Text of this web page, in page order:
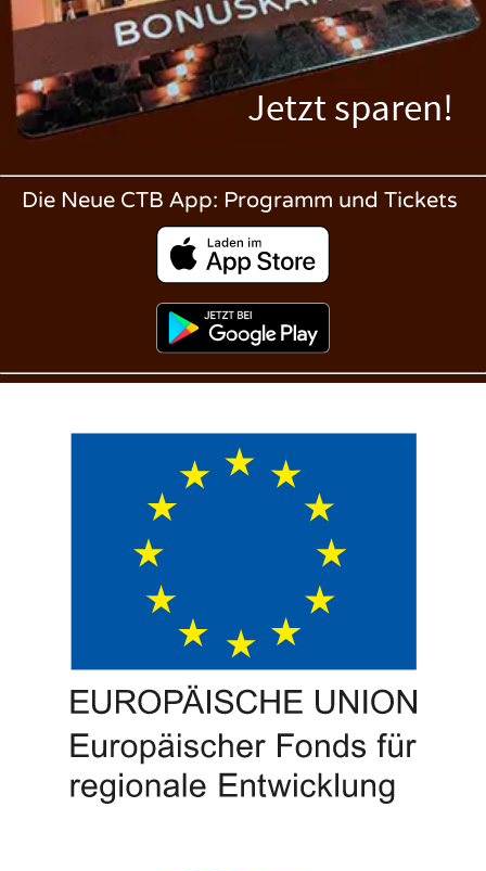
Jetzt sparen!
Die Neue CTB App: Programm und Tickets